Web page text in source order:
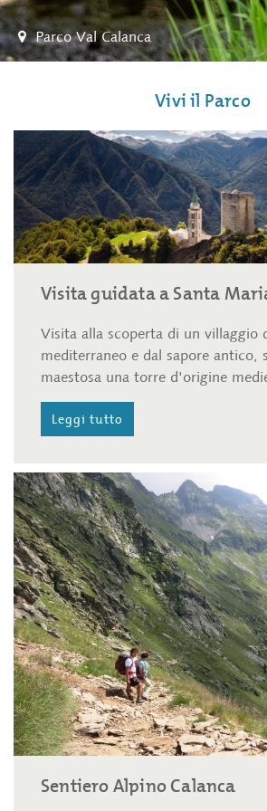
Parco Val Calanca
Vivi il Parco
Visita guidata a Santa
Visita alla scoperta di un villaggio
mediterraneo e dal sapore antico,
maestosa una torre d'origine
Leggi tutto
Sentiero Alpino Calanca